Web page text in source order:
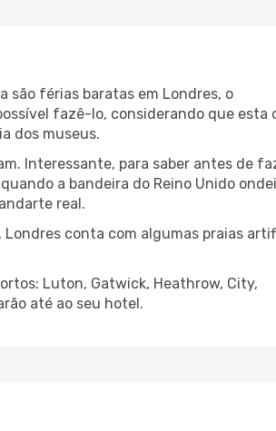
são férias baratas em Londres, o
fazê-lo, considerando que esta
dos museus.
Interessante, para saber antes de
a bandeira do Reino Unido
real.
Londres conta com algumas praias
Luton, Gatwick, Heathrow, City,
até ao seu hotel.